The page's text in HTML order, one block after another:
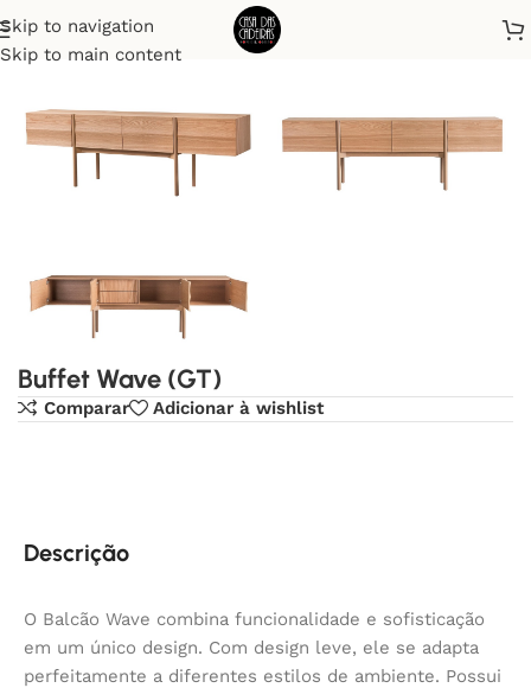
Skip to navigation
Skip to main content
Início Buffet
Buffet Wave (GT)
Comparar Adicionar à wishlist
Descrição
O Balcão Wave combina funcionalidade e sofisticação
em um único design. Com design leve, ele se adapta
perfeitamente a diferentes estilos de ambiente. Possui